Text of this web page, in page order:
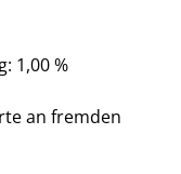
1,00 %
an fremden